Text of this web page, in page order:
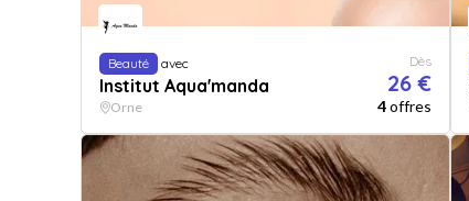
Beauté avec
Institut Aqua'manda
Dès
26 €
Orne 4offres